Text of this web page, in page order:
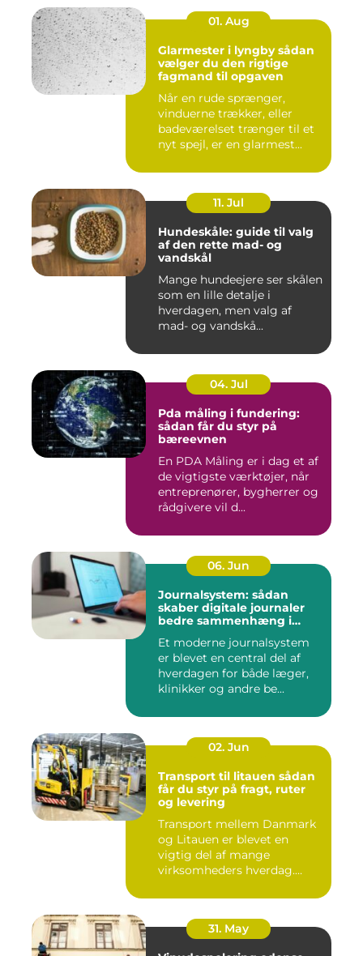
01. Aug
Glarmester i lyngby sådan
vælger du den rigtige
fagmand til opgaven
Når en rude sprænger,
vinduerne trækker, eller
badeværelset trænger til et
nyt spejl, er en glarmest...
11. Jul
Hundeskåle: guide til valg
af den rette mad- og
vandskål
Mange hundeejere ser skålen
som en lille detalje i
hverdagen, men valg af
mad- og vandskå...
04. Jul
Pda måling i fundering:
sådan får du styr på
bæreevnen
En PDA Måling er i dag et af
de vigtigste værktøjer, når
entreprenører, bygherrer og
rådgivere vil d...
06. Jun
Journalsystem: sådan
skaber digitale journaler
bedre sammenhæng i
Et moderne journalsystem
er blevet en central del af
hverdagen for både læger,
klinikker og andre be...
02. Jun
Transport til litauen sådan
får du styr på fragt, ruter
og levering
Transport mellem Danmark
og Litauen er blevet en
vigtig del af mange
virksomheders hverdag.
31. May